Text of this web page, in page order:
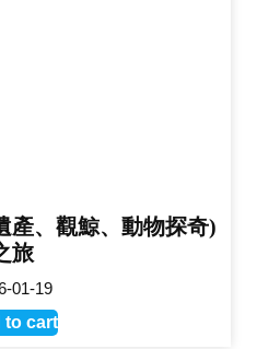
產、觀鯨、動物探奇)
旅
01-19
to cart